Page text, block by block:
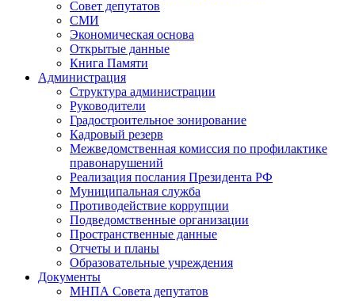
Совет депутатов
СМИ
Экономическая основа
Открытые данные
Книга Памяти
Администрация
Структура администрации
Руководители
Градостроительное зонирование
Кадровый резерв
Межведомственная комиссия по профилактике
правонарушений
Реализация послания Президента РФ
Муниципальная служба
Противодействие коррупции
Подведомственные организации
Пространственные данные
Отчеты и планы
Образовательные учреждения
Документы
МНПА Совета депутатов